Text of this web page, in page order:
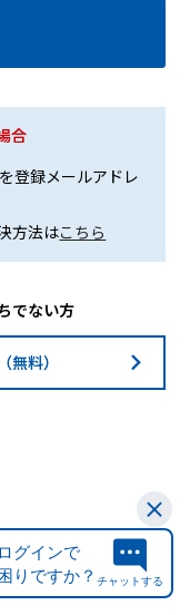
合
登録メールアドレ
方法はこちら
でない方
無料）
ログインで
りですか？ チャットする